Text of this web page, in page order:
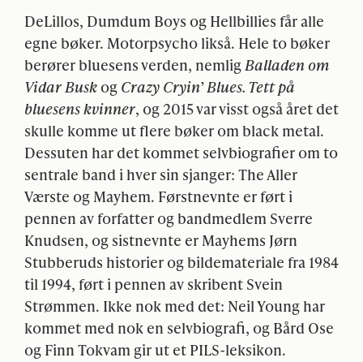
DeLillos, Dumdum Boys og Hellbillies får alle
egne bøker. Motorpsycho likså. Hele to bøker
berører bluesens verden, nemligBalladen om
Vidar Busk og Crazy Cryin’ Blues. Tett på
bluesens kvinner, og 2015 var visst også året det
skulle komme ut flere bøker om black metal.
Dessuten har det kommet selvbiografier om to
sentrale band i hver sin sjanger: The Aller
Værste og Mayhem. Førstnevnte er ført i
pennen av forfatter og bandmedlem Sverre
Knudsen, og sistnevnte er Mayhems Jørn
Stubberuds historier og bildemateriale fra 1984
til 1994, ført i pennen av skribent Svein
Strømmen. Ikke nok med det: Neil Young har
kommet med nok en selvbiografi, og Bård Ose
og Finn Tokvam gir ut et PILS-leksikon.